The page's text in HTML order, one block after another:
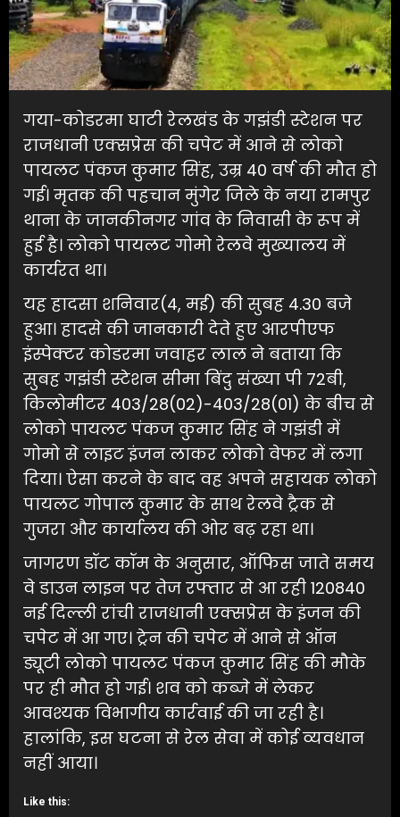
गया-कोडरमा घाटी रेलखंड के गझंडी स्टेशन पर
राजधानी एक्सप्रेस की चपेट में आने से लोको
पायलट पंकज कुमार सिंह, उम्र 40 वर्ष की मौत हो
गई। मृतक की पहचान मुंगेर जिले के नया रामपुर
थाना के जानकीनगर गांव के निवासी के रूप में
हुई है। लोको पायलट गोमो रेलवे मुख्यालय में
कार्यरत था।
यह हादसा शनिवार(4, मई) की सुबह 4.30 बजे
हुआ। हादसे की जानकारी देते हुए आरपीएफ
इंस्पेक्टर कोडरमा जवाहर लाल ने बताया कि
सुबह गझंडी स्टेशन सीमा बिंदु संख्या पी 72बी,
किलोमीटर 403/28(02)-403/28(01) के बीच से
लोको पायलट पंकज कुमार सिंह ने गझंडी में
गोमो से लाइट इंजन लाकर लोको वेफर में लगा
दिया। ऐसा करने के बाद वह अपने सहायक लोको
पायलट गोपाल कुमार के साथ रेलवे ट्रैक से
गुजरा और कार्यालय की ओर बढ़ रहा था।
जागरण डॉट कॉम के अनुसार, ऑफिस जाते समय
वे डाउन लाइन पर तेज रफ्तार से आ रही 120840
नई दिल्ली रांची राजधानी एक्सप्रेस के इंजन की
चपेट में आ गए। ट्रेन की चपेट में आने से ऑन
ड्यूटी लोको पायलट पंकज कुमार सिंह की मौके
पर ही मौत हो गई। शव को कब्जे में लेकर
आवश्यक विभागीय कार्रवाई की जा रही है।
हालांकि, इस घटना से रेल सेवा में कोई व्यवधान
नहीं आया।
Like this: